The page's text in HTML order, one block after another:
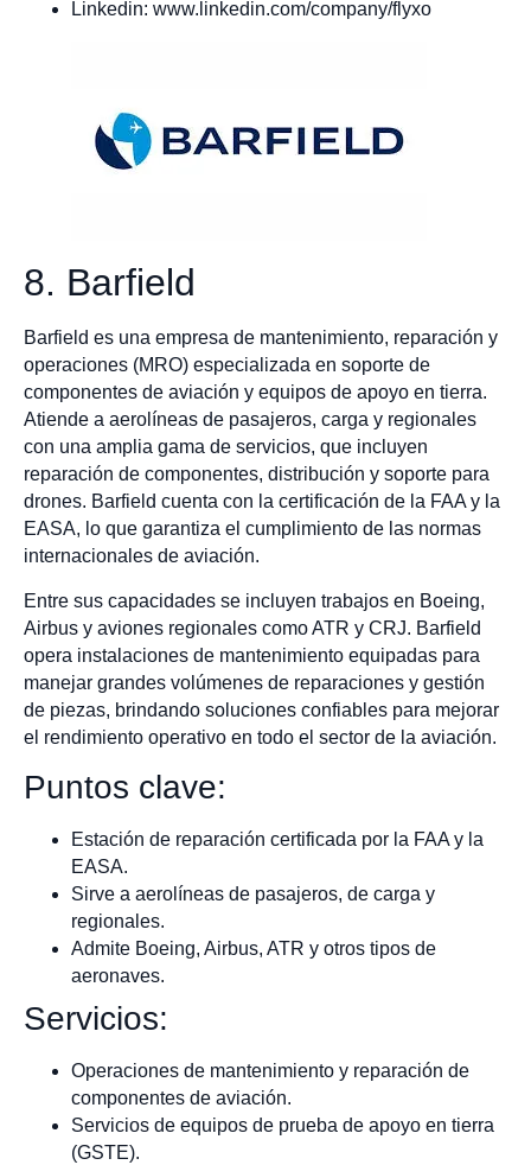
Linkedin: www.linkedin.com/company/flyxo
8. Barfield
Barfield es una empresa de mantenimiento, reparación y
operaciones (MRO) especializada en soporte de
componentes de aviación y equipos de apoyo en tierra.
Atiende a aerolíneas de pasajeros, carga y regionales
con una amplia gama de servicios, que incluyen
reparación de componentes, distribución y soporte para
drones. Barfield cuenta con la certificación de la FAA y la
EASA, lo que garantiza el cumplimiento de las normas
internacionales de aviación.
Entre sus capacidades se incluyen trabajos en Boeing,
Airbus y aviones regionales como ATR y CRJ. Barfield
opera instalaciones de mantenimiento equipadas para
manejar grandes volúmenes de reparaciones y gestión
de piezas, brindando soluciones confiables para mejorar
el rendimiento operativo en todo el sector de la aviación.
Puntos clave:
Estación de reparación certificada por la FAA y la
EASA.
Sirve a aerolíneas de pasajeros, de carga y
regionales.
Admite Boeing, Airbus, ATR y otros tipos de
aeronaves.
Servicios:
Operaciones de mantenimiento y reparación de
componentes de aviación.
Servicios de equipos de prueba de apoyo en tierra
(GSTE).